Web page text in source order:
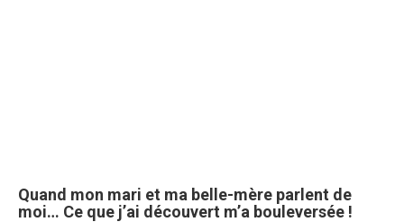
Quand mon mari et ma belle-mère parlent de
moi… Ce que j’ai découvert m’a bouleversée !